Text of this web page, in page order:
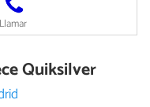
Llamar
Quiksilver